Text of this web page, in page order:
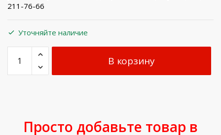
211-76-66
Уточняйте наличие
В корзину
Просто добавьте товар в